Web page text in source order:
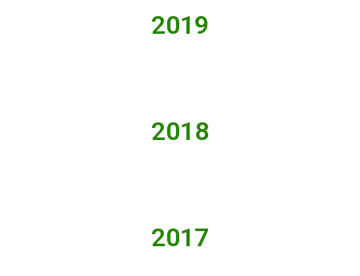
2019
2018
2017